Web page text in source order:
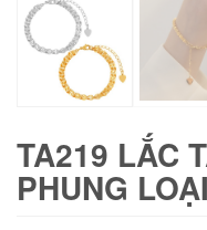
TA219 LẮC
PHUNG